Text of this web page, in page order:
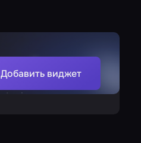
Добавить виджет